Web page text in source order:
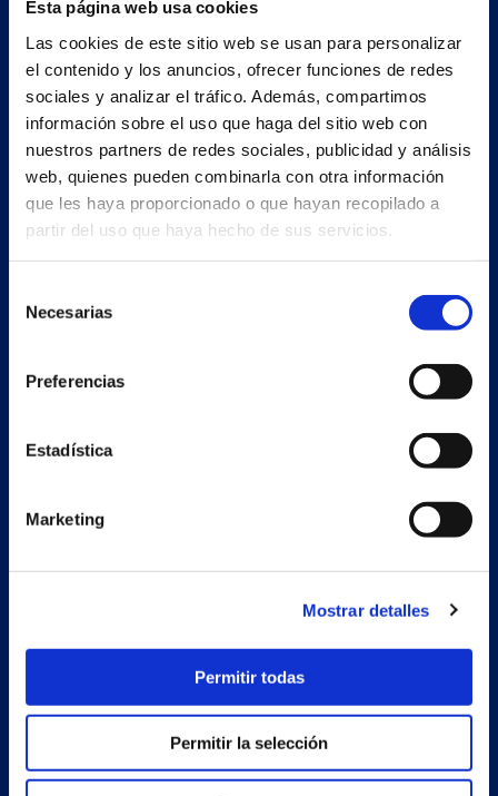
Esta página web usa cookies
Las cookies de este sitio web se usan para personalizar
el contenido y los anuncios, ofrecer funciones de redes
sociales y analizar el tráfico. Además, compartimos
información sobre el uso que haga del sitio web con
nuestros partners de redes sociales, publicidad y análisis
web, quienes pueden combinarla con otra información
que les haya proporcionado o que hayan recopilado a
partir del uso que haya hecho de sus servicios.
Necesarias
Preferencias
Estadística
Marketing
Mostrar detalles
Permitir todas
Permitir la selección
Nave principal y oficinas
Estrada Porto Cabeiro, 35
Vilar de Infesta 36815
Redondela
Pontevedra - España
+34 986 226 622
info@petertaboada.com
Estrada Porto Cabeiro, 68